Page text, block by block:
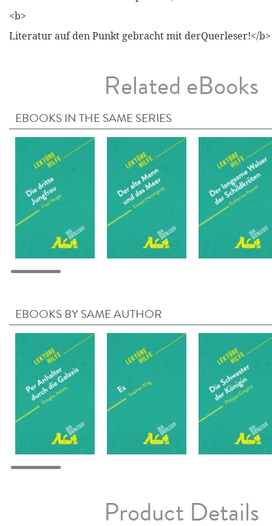
<b>
Literatur auf den Punkt gebracht mit derQuerleser!</b>
Related eBooks
EBOOKS IN THE SAME SERIES
EBOOKS BY SAME AUTHOR
Product Details